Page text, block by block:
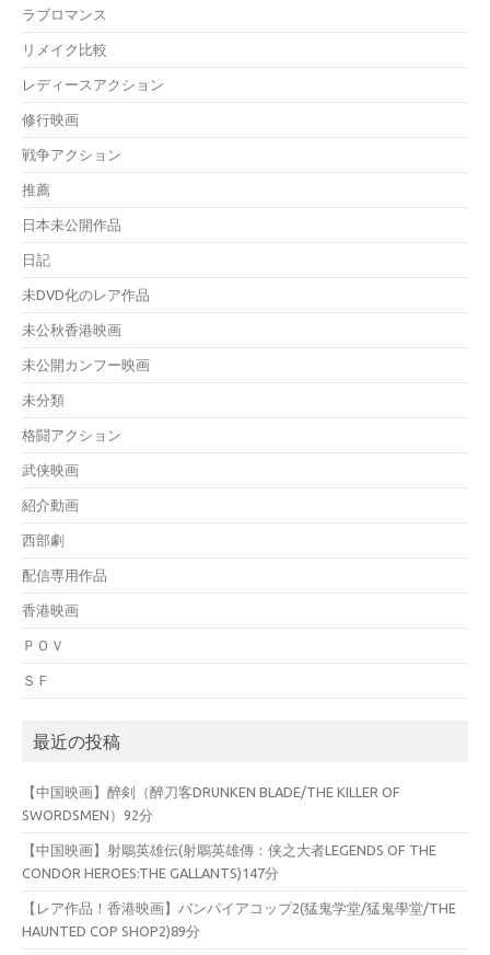
ラブロマンス
リメイク比較
レディースアクション
修行映画
戦争アクション
推薦
日本未公開作品
日記
未DVD化のレア作品
未公秋香港映画
未公開カンフー映画
未分類
格闘アクション
武侠映画
紹介動画
西部劇
配信専用作品
香港映画
ＰＯＶ
ＳＦ
最近の投稿
【中国映画】醉剣（醉刀客DRUNKEN BLADE/THE KILLER OF
SWORDSMEN）92分
【中国映画】射鵰英雄伝(射鵰英雄傳：侠之大者LEGENDS OF THE
CONDOR HEROES:THE GALLANTS)147分
【レア作品！香港映画】バンパイアコップ2(猛鬼学堂/猛鬼學堂/THE
HAUNTED COP SHOP2)89分